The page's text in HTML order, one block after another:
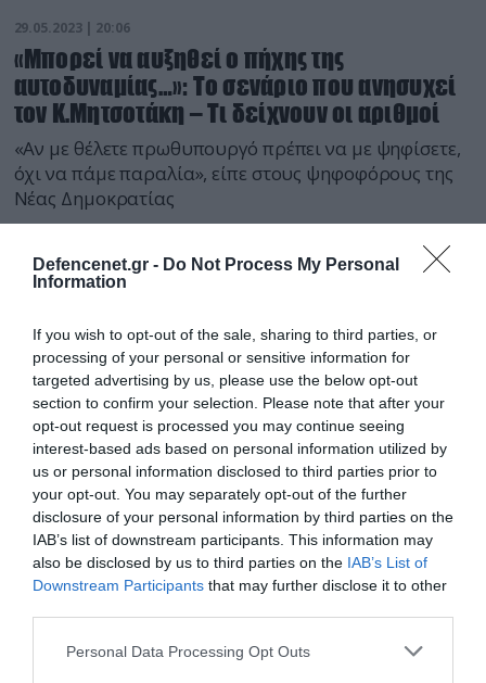
Defencenet.gr - Do Not Process My Personal
Information
If you wish to opt-out of the sale, sharing to third parties, or
processing of your personal or sensitive information for
targeted advertising by us, please use the below opt-out
section to confirm your selection. Please note that after your
opt-out request is processed you may continue seeing
interest-based ads based on personal information utilized by
us or personal information disclosed to third parties prior to
your opt-out. You may separately opt-out of the further
disclosure of your personal information by third parties on the
IAB’s list of downstream participants. This information may
also be disclosed by us to third parties on the IAB’s List of
Downstream Participants that may further disclose it to other
Please note that this website/app uses one or more Google
Personal Data Processing Opt Outs
29.05.2023 | 20:06
«Μπορεί να αυξηθεί ο πήχης της
αυτοδυναμίας…»: Το σενάριο που ανησυχεί
τον Κ.Μητσοτάκη – Τι δείχνουν οι αριθμοί
«Αν με θέλετε πρωθυπουργό πρέπει να με ψηφίσετε,
όχι να πάμε παραλία», είπε στους ψηφοφόρους της
Νέας Δημοκρατίας
29.05.2023 | 19:24
Ο Α.Λοβέρδος πιστεύει στη «δεύτερη
σώμα άλλαξε εις βάρος μου»